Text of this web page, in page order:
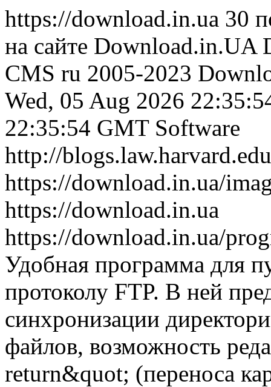
https://download.in.ua 30
на сайте Download.in.UA
CMS ru 2005-2023
Wed, 05 Aug 2026
22:35:54 GMT Software
http://
https://download.in.ua/
https://download.in.ua
https://download.in.ua/
Удобная программа для
протоколу FTP. В ней
синхронизации
файлов, возможность
return&quot; (переноса